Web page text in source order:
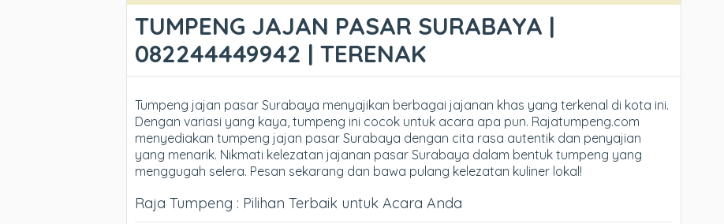
TUMPENG JAJAN PASAR SURABAYA |
082244449942 | TERENAK
Tumpeng jajan pasar Surabaya menyajikan berbagai jajanan khas yang terkenal di kota ini.
Dengan variasi yang kaya, tumpeng ini cocok untuk acara apa pun. Rajatumpeng.com
menyediakan tumpeng jajan pasar Surabaya dengan cita rasa autentik dan penyajian
yang menarik. Nikmati kelezatan jajanan pasar Surabaya dalam bentuk tumpeng yang
menggugah selera. Pesan sekarang dan bawa pulang kelezatan kuliner lokal!
Raja Tumpeng : Pilihan Terbaik untuk Acara Anda